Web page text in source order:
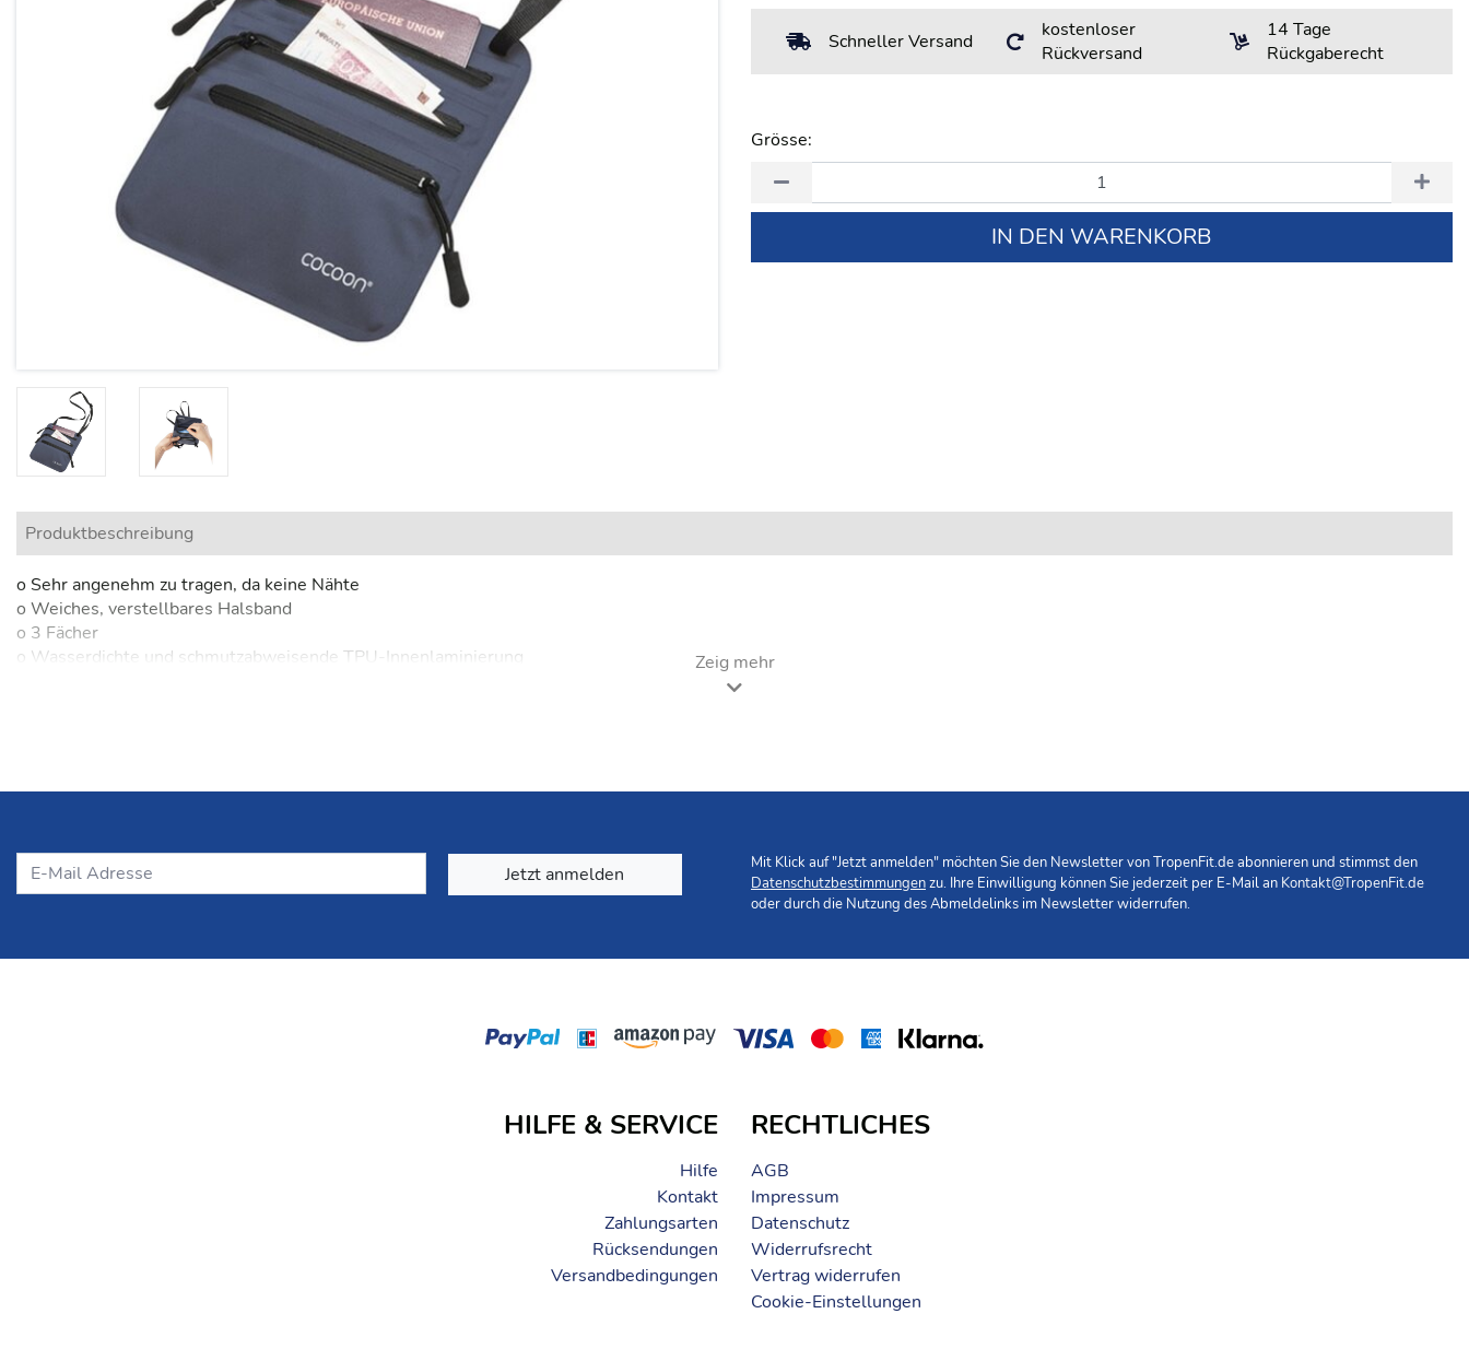
Schneller Versand
kostenloser
Rückversand
14 Tage
Rückgaberecht
Grösse:
IN DEN WARENKORB
Produktbeschreibung
o Sehr angenehm zu tragen, da keine Nähte
o Weiches, verstellbares Halsband
o 3 Fächer
o Wasserdichte und schmutzabweisende TPU-Innenlaminierung
Zeig mehr
Jetzt anmelden
Mit Klick auf "Jetzt anmelden" möchten Sie den Newsletter von TropenFit.de abonnieren und stimmst den
Datenschutzbestimmungenzu. Ihre Einwilligung können Sie jederzeit per E-Mail an Kontakt@TropenFit.de
oder durch die Nutzung des Abmeldelinks im Newsletter widerrufen.
HILFE & SERVICE
Hilfe
Kontakt
Zahlungsarten
Rücksendungen
Versandbedingungen
RECHTLICHES
AGB
Impressum
Datenschutz
Widerrufsrecht
Vertrag widerrufen
Cookie-Einstellungen